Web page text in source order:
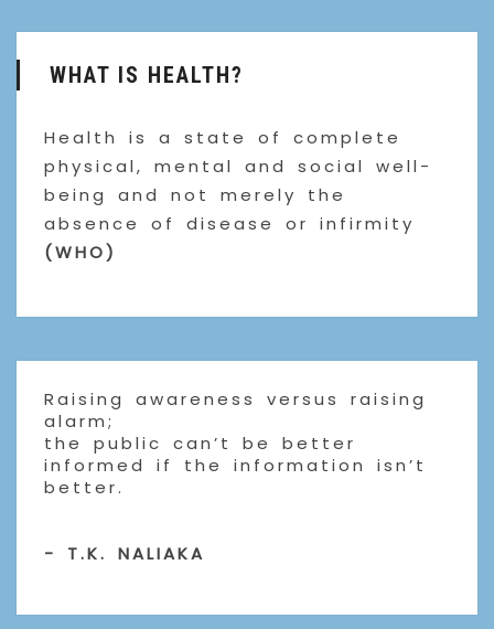
WHAT IS HEALTH?
Health is a state of complete
physical, mental and social well-
being and not merely the
absence of disease or infirmity
(WHO)
Raising awareness versus raising
alarm;
the public can’t be better
informed if the information isn’t
better.
- T.K. NALIAKA